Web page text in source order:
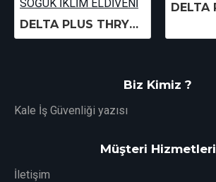
DELTA PLUS THRYM VV736 SU GEÇİRMEZ SOĞUK İKLİM ELDİVENİ
Biz Kimiz ?
Kale İş Güvenliği yazısı
Müşteri Hizmetleri
İletişim